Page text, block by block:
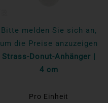
Bitte melden Sie sich an,
um die Preise anzuzeigen
Strass-Donut-Anhänger |
4 cm
Pro Einheit